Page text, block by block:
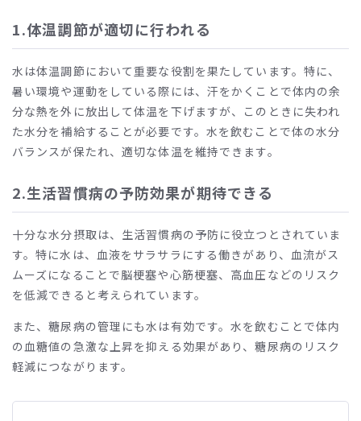
1.体温調節が適切に行われる
水は体温調節において重要な役割を果たしています。特に、
暑い環境や運動をしている際には、汗をかくことで体内の余
分な熱を外に放出して体温を下げますが、このときに失われ
た水分を補給することが必要です。水を飲むことで体の水分
バランスが保たれ、適切な体温を維持できます。
2.生活習慣病の予防効果が期待できる
十分な水分摂取は、生活習慣病の予防に役立つとされていま
す。特に水は、血液をサラサラにする働きがあり、血流がス
ムーズになることで脳梗塞や心筋梗塞、高血圧などのリスク
を低減できると考えられています。
また、糖尿病の管理にも水は有効です。水を飲むことで体内
の血糖値の急激な上昇を抑える効果があり、糖尿病のリスク
軽減につながります。